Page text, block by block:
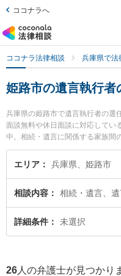
ココナラへ
ココナラ法律相談 兵庫県で法
姫路市の遺言執行者
兵庫県の姫路市で遺言執行者の選
面談無料や休日面談に対応してい
中。相続・遺言に関係する家族間
の細かな分野での絞り込み検索も
tes 姫路法律事務所の松下 将弁護
者の選任のトラブルを今すぐに弁
ラブル解決の実績豊富な近くの弁
行者の選任を法律相談できる姫路
エリア 兵庫県、姫路市
相談内容 相続・遺言、
詳細条件 未選択
26 人の弁護士が見つかり